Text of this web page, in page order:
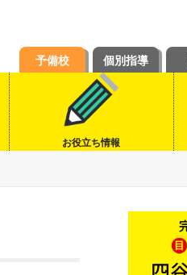
予備校 個別指導
お役立ち情報